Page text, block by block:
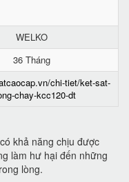
WELKO
36 Tháng
chi-tiet/ket-sat-
chay-kcc120-dt
có khả năng chịu được
làm hư hại đến những
lòng.